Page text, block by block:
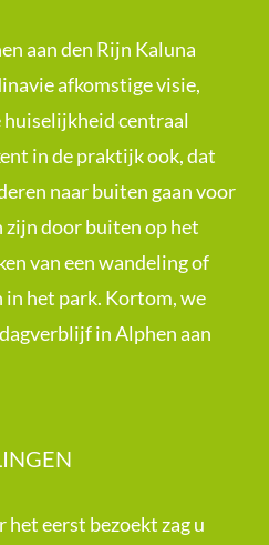
aan den Rijn Kaluna
afkomstige visie,
huiselijkheid centraal
in de praktijk ook, dat
naar buiten gaan voor
zijn door buiten op het
van een wandeling of
in het park. Kortom, we
in Alphen aan
het eerst bezoekt zag u